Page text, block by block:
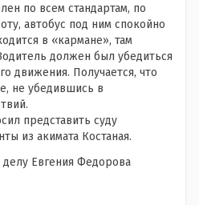
по всем стандартам, по
автобус под ним спокойно
в «кармане», там
должен был убедиться
движения. Получается, что
не убедившись в
представить суду
из акимата Костаная.
Евгения Федорова